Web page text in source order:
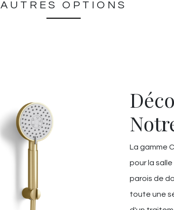
AUTRES OPTIONS
La gamme
pour la
parois de
toute une